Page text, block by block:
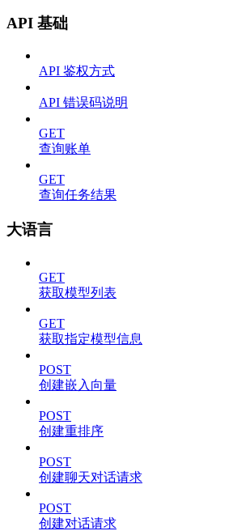
API 基础
API 鉴权方式
API 错误码说明
GET
查询账单
GET
查询任务结果
大语言
GET
获取模型列表
GET
获取指定模型信息
POST
创建嵌入向量
POST
创建重排序
POST
创建聊天对话请求
POST
创建对话请求